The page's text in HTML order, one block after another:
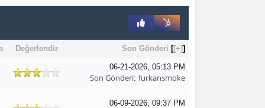
Değerlendir Son Gönderi [[+]]
06-21-2026, 05:13 PM
Son Gönderi: furkansmoke
06-09-2026, 09:37 PM